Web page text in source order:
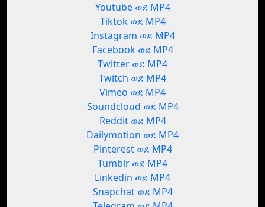
Youtube ወደ MP4
Tiktok ወደ MP4
Instagram ወደ MP4
Facebook ወደ MP4
Twitter ወደ MP4
Twitch ወደ MP4
Vimeo ወደ MP4
Soundcloud ወደ MP4
Reddit ወደ MP4
Dailymotion ወደ MP4
Pinterest ወደ MP4
Tumblr ወደ MP4
Linkedin ወደ MP4
Snapchat ወደ MP4